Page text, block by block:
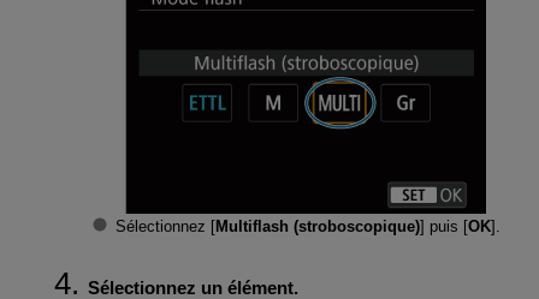
Sélectionnez [Multiflash (stroboscopique)] puis [OK].
Sélectionnez un élément.